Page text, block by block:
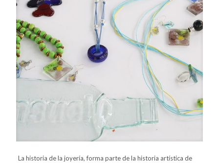
La historia de la joyería, forma parte de la historia artística de